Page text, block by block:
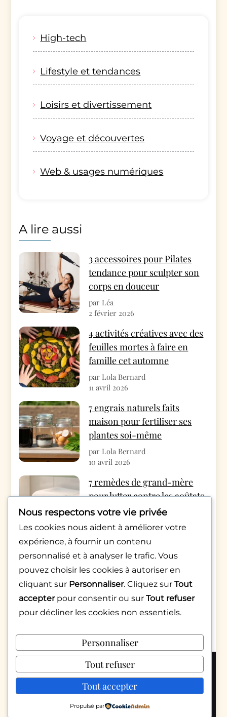
High-tech
Lifestyle et tendances
Loisirs et divertissement
Voyage et découvertes
Web & usages numériques
A lire aussi
3 accessoires pour Pilates
tendance pour sculpter son
corps en douceur
par Léa
2 février 2026
4 activités créatives avec des
feuilles mortes à faire en
famille cet automne
par Lola Bernard
11 avril 2026
7 engrais naturels faits
maison pour fertiliser ses
plantes soi-même
par Lola Bernard
10 avril 2026
7 remèdes de grand-mère
pour lutter contre les aoûtats
cet automne
par Rédac Monde Pratique
4 avril 2026
Appels qui raccrochent
aussitôt : décryptage d’une
pratique numérique
inquiétante
par Sarah Martinez
Copyright 2026 © Mondepratique.fr |
Politique de confidentialité
Nous contacter
Mentions légales
Conditions d’utilisation
Nous respectons votre vie privée
Les cookies nous aident à améliorer votre
expérience, à fournir un contenu
personnalisé et à analyser le trafic. Vous
pouvez choisir les cookies à autoriser en
cliquant sur Personnaliser. Cliquez sur Tout
accepterpour consentir ou sur Tout refuser
pour décliner les cookies non essentiels.
Personnaliser
Tout refuser
Tout accepter
Propulsé par